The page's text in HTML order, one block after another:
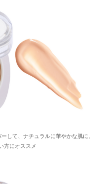
して、ナチュラルに華やかな肌に。
方にオススメ